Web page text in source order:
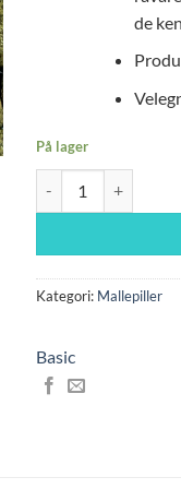
de
På lager
Kategori: Mallepiller
Basic